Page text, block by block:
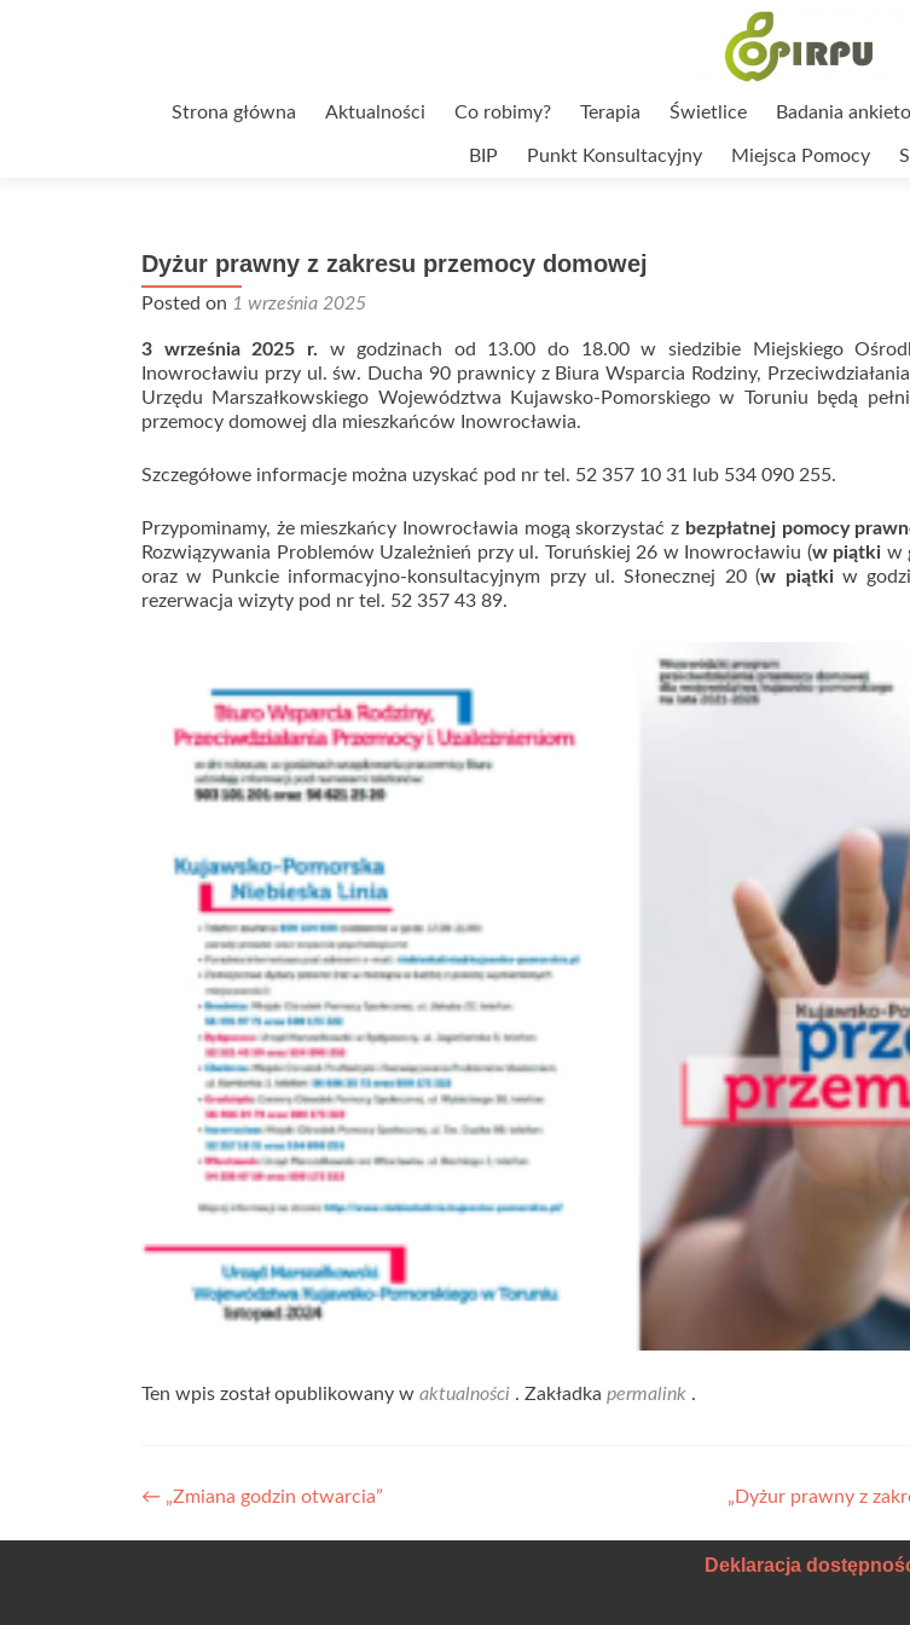
Przejdź
Strona główna Aktualności Co robimy? Terapia Świetlice Badania
BIP Punkt Konsultacyjny Miejsca Pomocy
Dyżur prawny z zakresu przemocy domowej
Posted on 1 września 2025
3 września 2025 r. w godzinach od 13.00 do 18.00 w siedzibie Miejskiego
Inowrocławiu przy ul. św. Ducha 90 prawnicy z Biura Wsparcia Rodziny,
Urzędu Marszałkowskiego Województwa Kujawsko-Pomorskiego w Toruniu będą
przemocy domowej dla mieszkańców Inowrocławia.
Szczegółowe informacje można uzyskać pod nr tel. 52 357 10 31 lub 534 090 255.
Przypominamy, że mieszkańcy Inowrocławia mogą skorzystać z bezpłatnej pomocy
Rozwiązywania Problemów Uzależnień przy ul. Toruńskiej 26 w Inowrocławiu (w piątki w
oraz w Punkcie informacyjno-konsultacyjnym przy ul. Słonecznej 20 (w piątkiw
rezerwacja wizyty pod nr tel. 52 357 43 89.
Ten wpis został opublikowany w aktualności . Zakładka permalink .
Zobacz
wpisy
← „Zmiana godzin otwarcia” „Dyżur prawny z
Deklaracja